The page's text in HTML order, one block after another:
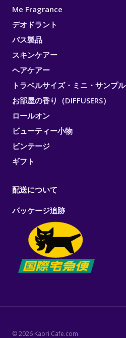
Me Fragrance
デオドラント
バス製品
スキンケアー
ヘアケアー
トラベルサイズ・ミニ・サンプル
お部屋の香り（DIFFUSERS）
ロールオン
ビューティー小物
ビンテージ
ギフト
配送について
パッケージ追跡
© 2026 Kaori Cafe.com